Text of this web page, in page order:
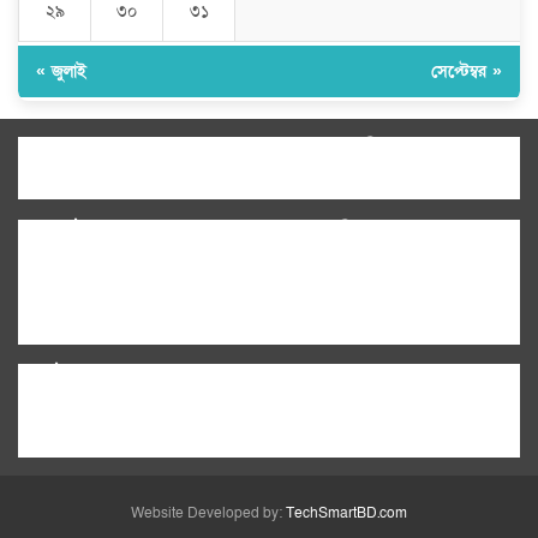
২৯ ৩০ ৩১
« জুলাই সেপ্টেম্বর »
Website Developed by:TechSmartBD.com